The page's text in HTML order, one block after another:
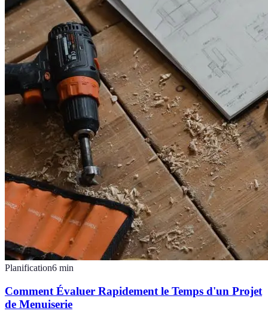
Planification6 min
Comment Évaluer Rapidement le Temps d'un Projet
de Menuiserie